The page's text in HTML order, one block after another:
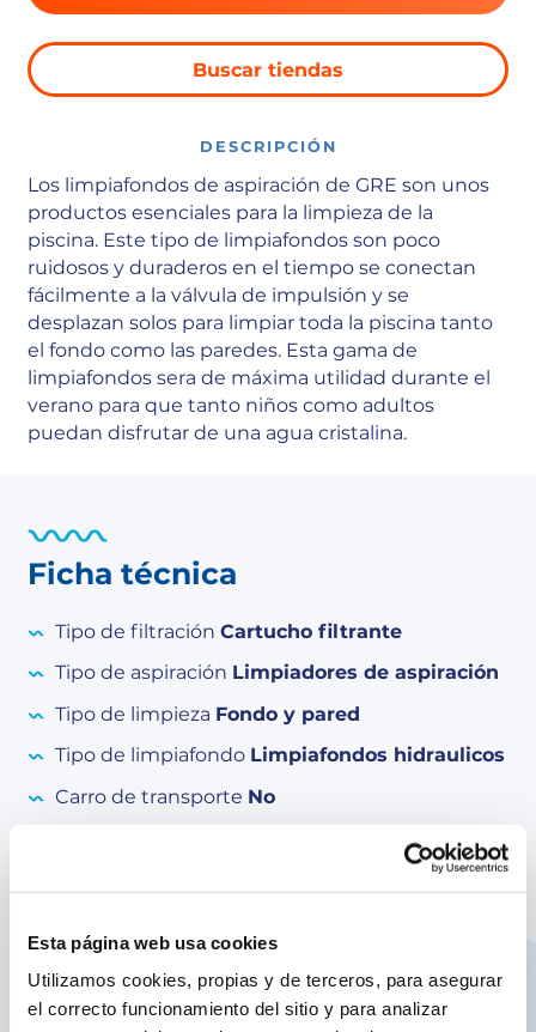
Esta página web usa cookies
Utilizamos cookies, propias y de terceros, para asegurar
el correcto funcionamiento del sitio y para analizar
Buscar tiendas
DESCRIPCIÓN
Los limpiafondos de aspiración de GRE son unos
productos esenciales para la limpieza de la
piscina. Este tipo de limpiafondos son poco
ruidosos y duraderos en el tiempo se conectan
fácilmente a la válvula de impulsión y se
desplazan solos para limpiar toda la piscina tanto
el fondo como las paredes. Esta gama de
limpiafondos sera de máxima utilidad durante el
verano para que tanto niños como adultos
puedan disfrutar de una agua cristalina.
Ficha técnica
Tipo de filtraciónCartucho filtrante
Tipo de aspiración Limpiadores de aspiración
Tipo de limpieza Fondo y pared
Tipo de limpiafondo Limpiafondos hidraulicos
Carro de transporte No
Equipamiento